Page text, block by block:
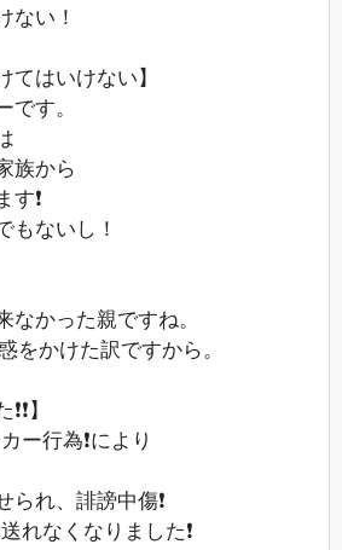
ない！
てはいけない】
です。
族から
❗
もないし！
なかった親ですね。
をかけた訳ですから。
】
ー行為❗により
れ、誹謗中傷❗
れなくなりました❗